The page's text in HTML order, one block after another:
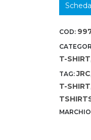
COD:
T-SHIRT
TAG:JRC
T-SHIRT